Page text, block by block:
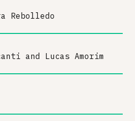
Rebolledo
and Lucas Amorim